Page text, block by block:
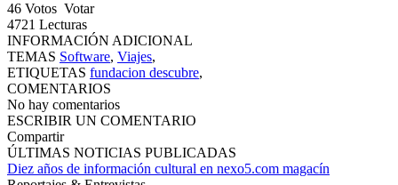
46 Votos Votar
4721 Lecturas
INFORMACIÓN ADICIONAL
TEMAS Software, Viajes,
ETIQUETAS fundacion descubre,
COMENTARIOS
No hay comentarios
ESCRIBIR UN COMENTARIO
Compartir
ÚLTIMAS NOTICIAS PUBLICADAS
Diez años de información cultural en nexo5.com magacín